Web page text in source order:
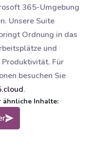
365-Umgebung
Unsere Suite
Ordnung in das
und
Für
besuchen Sie
.
ähnliche Inhalte: